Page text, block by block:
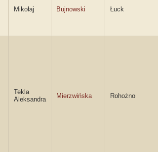
Mikołaj Bujnowski Łuck
Tekla
Aleksandra
Mierzwińska Rohożno